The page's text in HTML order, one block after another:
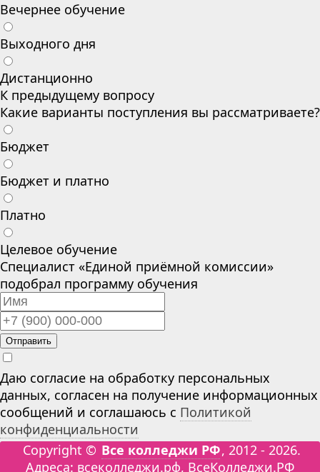
Вечернее обучение
Выходного дня
Дистанционно
К предыдущему вопросу
Какие варианты поступления вы рассматриваете?
Бюджет
Бюджет и платно
Платно
Целевое обучение
Специалист «Единой приёмной комиссии»
подобрал программу обучения
Отправить
Даю согласие на обработку персональных
данных, согласен на получение информационных
сообщений и соглашаюсь с Политикой
конфиденциальности
Copyright © Все колледжи РФ, 2012 - 2026.
Адреса: всеколледжи.рф, ВсеКолледжи.РФ